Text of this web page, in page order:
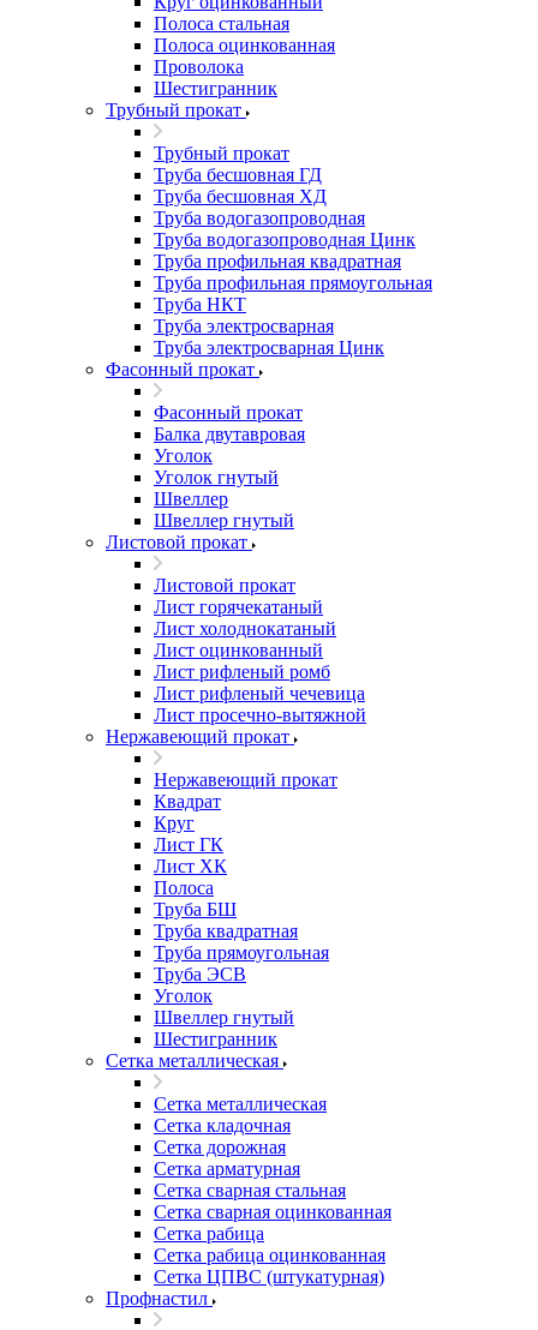
Полоса стальная
Полоса оцинкованная
Проволока
Шестигранник
Трубный прокат
Трубный прокат
Труба бесшовная ГД
Труба бесшовная ХД
Труба водогазопроводная
Труба водогазопроводная Цинк
Труба профильная квадратная
Труба профильная прямоугольная
Труба НКТ
Труба электросварная
Труба электросварная Цинк
Фасонный прокат
Фасонный прокат
Балка двутавровая
Уголок
Уголок гнутый
Швеллер
Швеллер гнутый
Листовой прокат
Листовой прокат
Лист горячекатаный
Лист холоднокатаный
Лист оцинкованный
Лист рифленый ромб
Лист рифленый чечевица
Лист просечно-вытяжной
Нержавеющий прокат
Нержавеющий прокат
Квадрат
Круг
Лист ГК
Лист ХК
Полоса
Труба БШ
Труба квадратная
Труба прямоугольная
Труба ЭСВ
Уголок
Швеллер гнутый
Шестигранник
Сетка металлическая
Сетка металлическая
Сетка кладочная
Сетка дорожная
Сетка арматурная
Сетка сварная стальная
Сетка сварная оцинкованная
Сетка рабица
Сетка рабица оцинкованная
Сетка ЦПВС (штукатурная)
Профнастил